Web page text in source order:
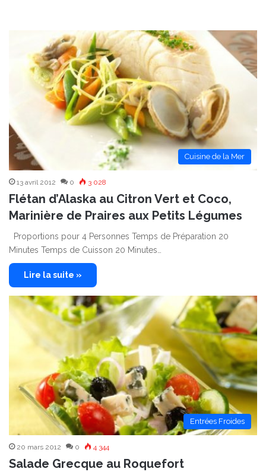
Cuisine de la Mer
13 avril 2012 0 3 028
Flétan d’Alaska au Citron Vert et Coco,
Marinière de Praires aux Petits Légumes
Proportions pour 4 Personnes Temps de Préparation 20
Minutes Temps de Cuisson 20 Minutes…
Lire la suite »
Entrées Froides
20 mars 2012 0 4 344
Salade Grecque au Roquefort